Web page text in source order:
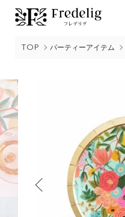
TOP パーティーアイテム